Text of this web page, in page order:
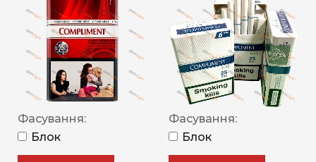
Фасування:
Блок
Фасування:
Блок